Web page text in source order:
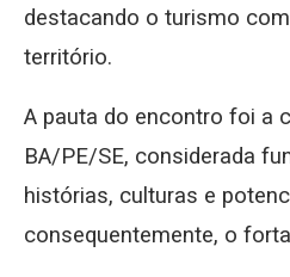
destacando o turismo
território.
A pauta do encontro foi a
BA/PE/SE, considerada
histórias, culturas e
consequentemente, o